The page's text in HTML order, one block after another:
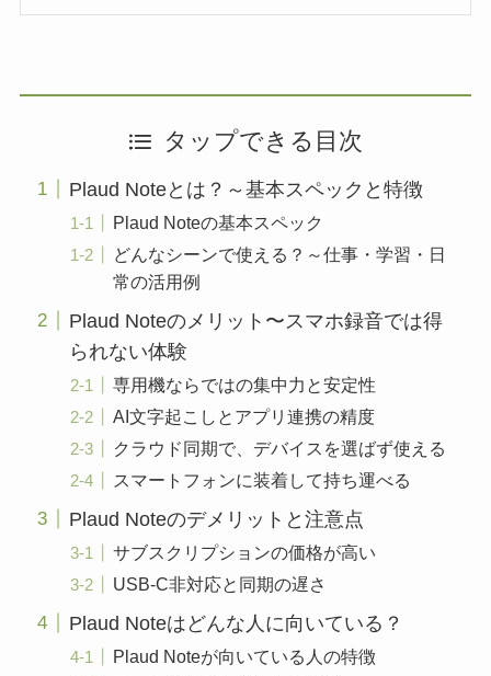
タップできる目次
Plaud Noteとは？～基本スペックと特徴
Plaud Noteの基本スペック
どんなシーンで使える？～仕事・学習・日
常の活用例
Plaud Noteのメリット〜スマホ録音では得
られない体験
専用機ならではの集中力と安定性
AI文字起こしとアプリ連携の精度
クラウド同期で、デバイスを選ばず使える
スマートフォンに装着して持ち運べる
Plaud Noteのデメリットと注意点
サブスクリプションの価格が高い
USB-C非対応と同期の遅さ
Plaud Noteはどんな人に向いている？
Plaud Noteが向いている人の特徴